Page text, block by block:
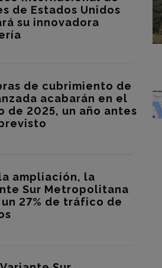
de Estados Unidos
su innovadora
de cubrimiento de
acabarán en el
de 2025, un año antes
ampliación, la
Sur Metropolitana
un 27% de tráfico de